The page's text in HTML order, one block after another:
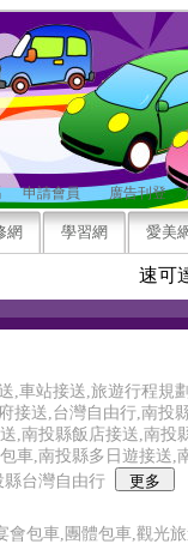
申請會員 廣告刊登
網 學習網 愛美
速可
,車站接送,旅遊行程規
接送,台灣自由行,南投
,南投縣飯店接送,南投
車,南投縣多日遊接送,
台灣自由行
包車,團體包車,觀光